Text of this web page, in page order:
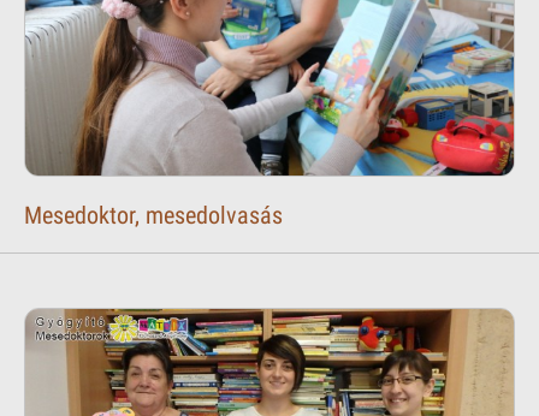
Mesedoktor, mesedolvasás